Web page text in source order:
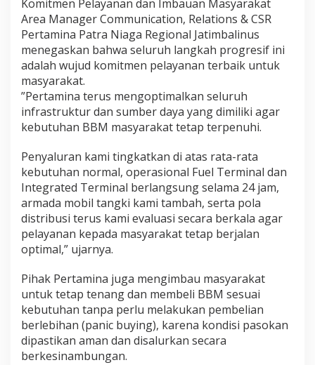
Komitmen Pelayanan dan Imbauan Masyarakat
​Area Manager Communication, Relations & CSR
Pertamina Patra Niaga Regional Jatimbalinus
menegaskan bahwa seluruh langkah progresif ini
adalah wujud komitmen pelayanan terbaik untuk
masyarakat.
​”Pertamina terus mengoptimalkan seluruh
infrastruktur dan sumber daya yang dimiliki agar
kebutuhan BBM masyarakat tetap terpenuhi.
Penyaluran kami tingkatkan di atas rata-rata
kebutuhan normal, operasional Fuel Terminal dan
Integrated Terminal berlangsung selama 24 jam,
armada mobil tangki kami tambah, serta pola
distribusi terus kami evaluasi secara berkala agar
pelayanan kepada masyarakat tetap berjalan
optimal,” ujarnya.
​Pihak Pertamina juga mengimbau masyarakat
untuk tetap tenang dan membeli BBM sesuai
kebutuhan tanpa perlu melakukan pembelian
berlebihan (panic buying), karena kondisi pasokan
dipastikan aman dan disalurkan secara
berkesinambungan.